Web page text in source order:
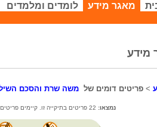
מאגר מידע לומדים ומלמדים
מידע
> פריטים דומים של משה שרת והסכם השילומים עם
נמצאו: